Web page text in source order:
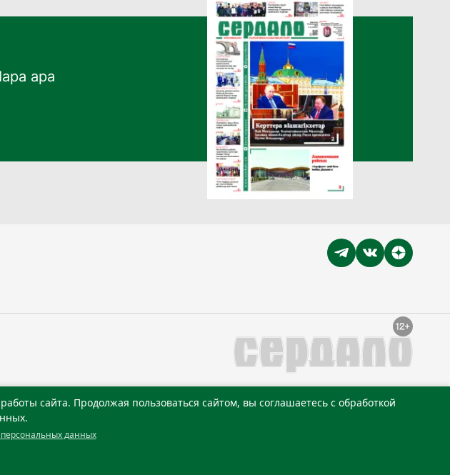
ара
тIахьожам
учреждение
сайта. Продолжая пользоваться сайтом, вы соглашаетесь с обработкой
данных